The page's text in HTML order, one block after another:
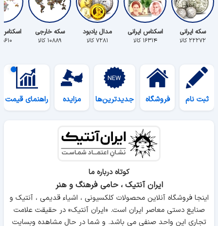
سکه ایرانی
۲۲۲۷۲ کالا
اسکناس ایرانی
۱۶۳۱۴ کالا
مدال یادبود
۷۲۸۱ کالا
سکه خارجی
۱۰۸۸۹ کالا ۵۶۱۰ کالا
ثبت نام فروشگاه جدیدترین‌ها مزایده راهنمای قیمت
کوتاه درباره ما
ایران آنتیک ، حامی فرهنگ و هنر
اینجا فروشگاه آنلاین محصولات کلکسیونی ، اشیاء قدیمی ، آنتیک و
صنایع دستی معاصر ایران است. «ایران آنتیک» در حقیقت علامت
تجاری این واحد صنفی می باشد. و شما در حال مشاهده وبسایت